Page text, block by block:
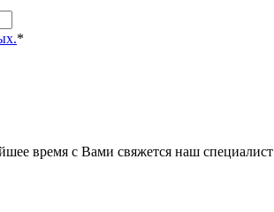
*
время с Вами свяжется наш специалист